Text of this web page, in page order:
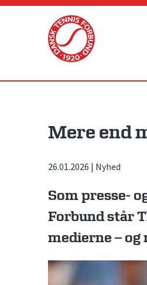
Skip
Mere end
26.01.2026 | Nyhed
Som presse-
Forbund står
medierne –